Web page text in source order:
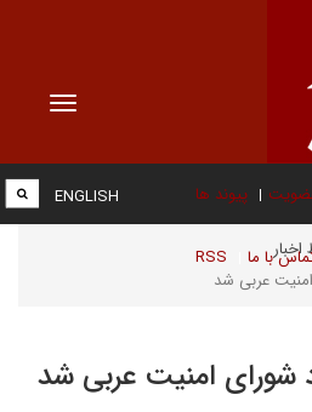
Toggle
پیوند ها
با ما RSS
ENGLISH
عربی شد
شورای امنیت عربی شد